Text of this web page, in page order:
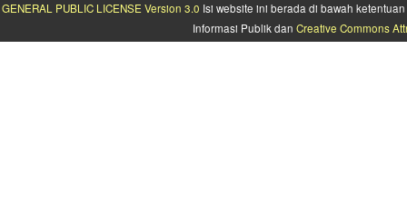
GENERAL PUBLIC LICENSE Version 3.0 Isi website ini berada di bawah
Informasi Publik dan Creative Commons